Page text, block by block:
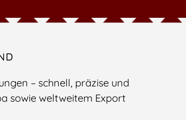
– schnell, präzise und
sowie weltweitem Export